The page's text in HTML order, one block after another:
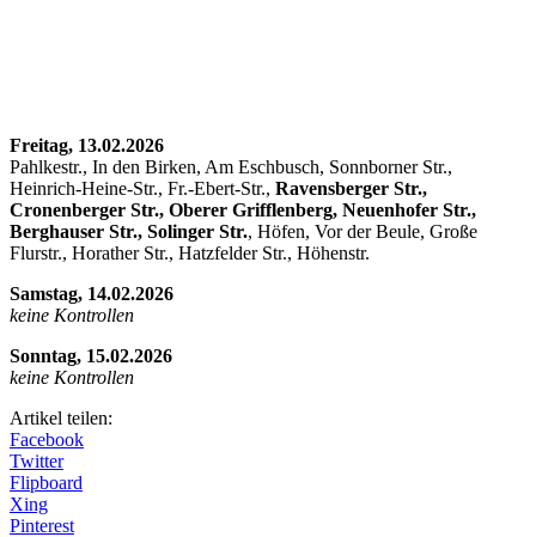
Freitag, 13.02.2026
Pahlkestr., In den Birken, Am Eschbusch, Sonnborner Str.,
Heinrich-Heine-Str., Fr.-Ebert-Str., Ravensberger Str.,
Cronenberger Str., Oberer Grifflenberg, Neuenhofer Str.,
Berghauser Str., Solinger Str., Höfen, Vor der Beule, Große
Flurstr., Horather Str., Hatzfelder Str., Höhenstr.
Samstag, 14.02.2026
keine Kontrollen
Sonntag, 15.02.2026
keine Kontrollen
Artikel teilen:
Facebook
Twitter
Flipboard
Xing
Pinterest